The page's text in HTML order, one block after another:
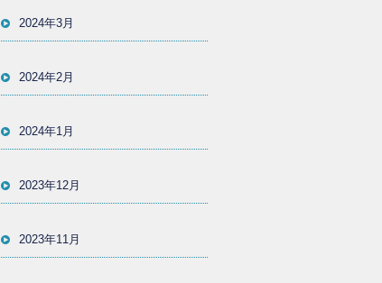
2024年3月
2024年2月
2024年1月
2023年12月
2023年11月